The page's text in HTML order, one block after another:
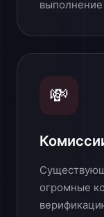
выполнение
💸
огромные